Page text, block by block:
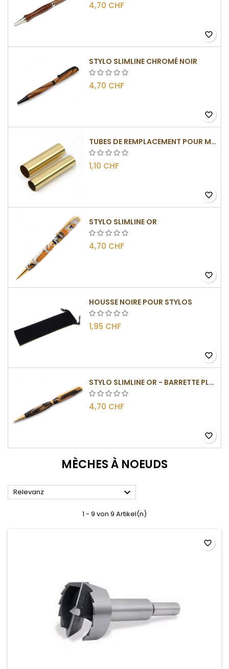
4,70 CHF
favorite_border
STYLO SLIMLINE CHROMÉ NOIR
4,70 CHF
favorite_border
TUBES DE REMPLACEMENT POUR MÉCANISMES SLIMLINE
1,10 CHF
favorite_border
STYLO SLIMLINE OR
4,70 CHF
favorite_border
HOUSSE NOIRE POUR STYLOS
1,95 CHF
favorite_border
STYLO SLIMLINE OR - BARRETTE PLATE
4,70 CHF
favorite_border
MÈCHES À NOEUDS
Relevanz 
1 - 9 von 9 Artikel(n)
favorite_border